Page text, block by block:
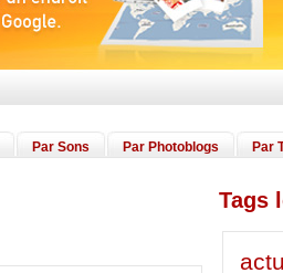
Par Sons Par Photoblogs Par
Tags